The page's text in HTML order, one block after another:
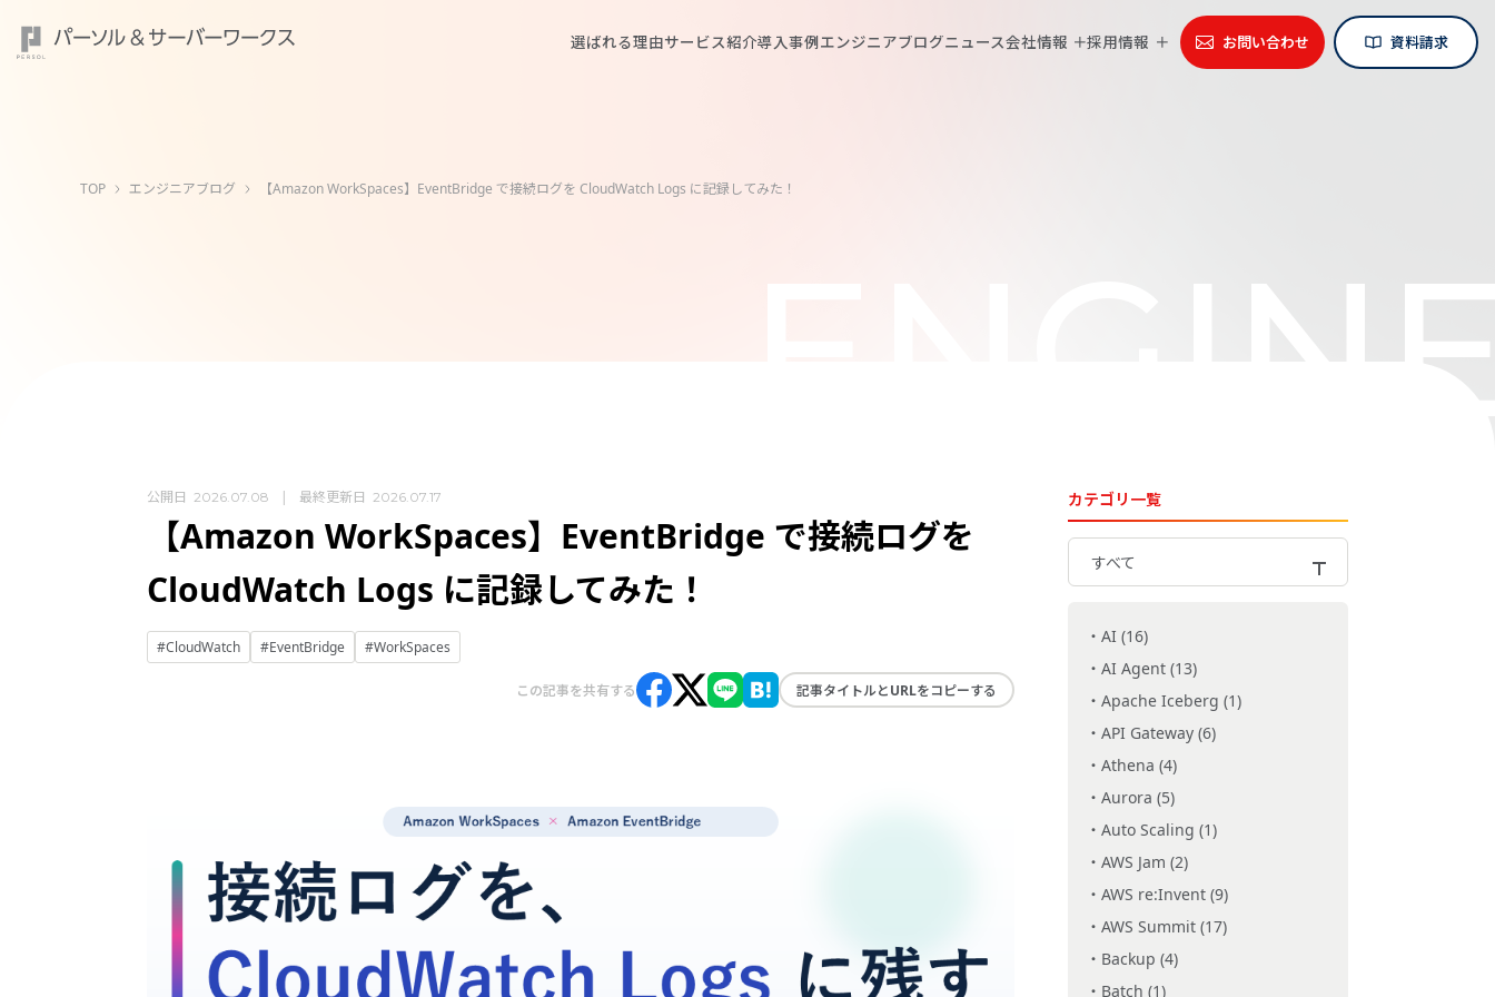
選ばれる理由サービス紹介導入事例エンジニアブログニュース会社情報 採用情報 お問い合わせ 資料請求
TOP エンジニアブログ 【Amazon WorkSpaces】EventBridge で接続ログを CloudWatch Logs に記録してみた！
公開日 2026.07.08 最終更新日 2026.07.17
【Amazon WorkSpaces】EventBridge で接続ログを
CloudWatch Logs に記録してみた！
#CloudWatch #EventBridge #WorkSpaces
この記事を共有する 記事タイトルとURLをコピーする
カテゴリ一覧
すべて
AI (16)
AI Agent (13)
Apache Iceberg (1)
API Gateway (6)
Athena (4)
Aurora (5)
Auto Scaling (1)
AWS Jam (2)
AWS re:Invent (9)
AWS Summit (17)
Backup (4)
Batch (1)